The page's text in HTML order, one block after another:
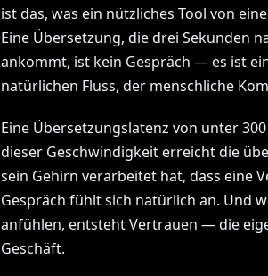
ist das, was ein nützliches Tool von
Eine Übersetzung, die drei Sekunden
ankommt, ist kein Gespräch — es ist
natürlichen Fluss, der menschliche
Eine Übersetzungslatenz von unter
dieser Geschwindigkeit erreicht die
sein Gehirn verarbeitet hat, dass eine
Gespräch fühlt sich natürlich an. Und
anfühlen, entsteht Vertrauen — die
Geschäft.